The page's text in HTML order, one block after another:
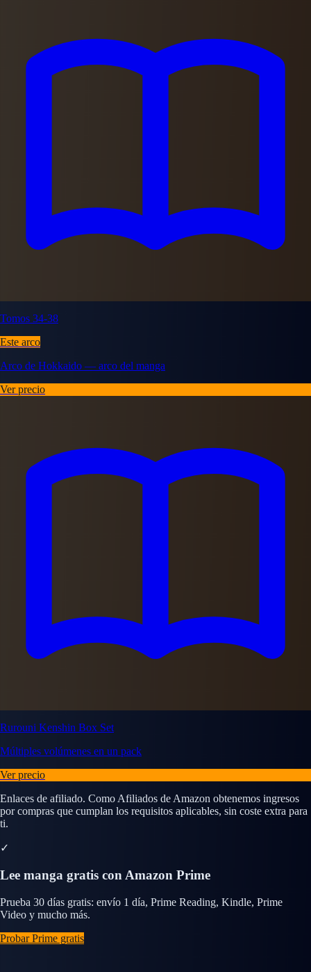
Tomos 34-38
Este arco
Arco de Hokkaido — arco del manga
Ver precio
Rurouni Kenshin Box Set
Múltiples volúmenes en un pack
Ver precio
Enlaces de afiliado. Como Afiliados de Amazon obtenemos ingresos
por compras que cumplan los requisitos aplicables, sin coste extra para
ti.
✓
Lee manga gratis con Amazon Prime
Prueba 30 días gratis: envío 1 día, Prime Reading, Kindle, Prime
Video y mucho más.
Probar Prime gratis